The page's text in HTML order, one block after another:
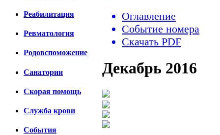
Реабилитация
Ревматология
Родовспоможение
Санатории
Скорая помощь
Cлужба крови
События
Оглавление
Событие номера
Скачать PDF
Декабрь 2016